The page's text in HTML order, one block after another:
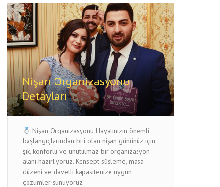
Nişan Organizasyonu
Detayları
Nişan Organizasyonu Hayatınızın önemli
başlangıçlarından biri olan nişan gününüz için
şık, konforlu ve unutulmaz bir organizasyon
alanı hazırlıyoruz. Konsept süsleme, masa
düzeni ve davetli kapasitenize uygun
çözümler sunuyoruz.